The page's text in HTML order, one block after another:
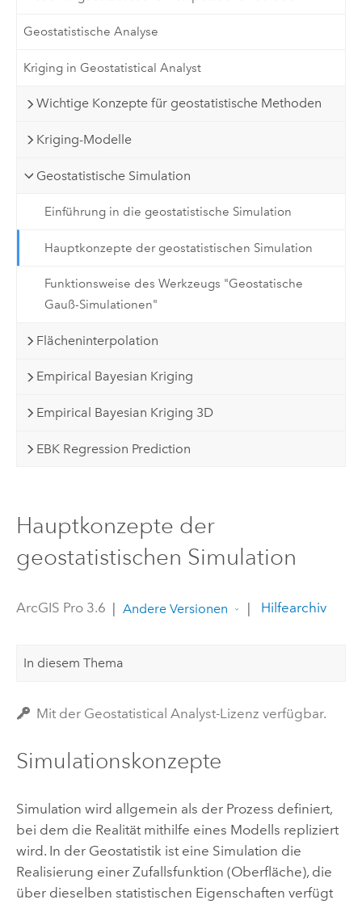
Geostatistische Analyse
Kriging in Geostatistical Analyst
Wichtige Konzepte für geostatistische Methoden
Kriging-Modelle
Geostatistische Simulation
Einführung in die geostatistische Simulation
Hauptkonzepte der geostatistischen Simulation
Funktionsweise des Werkzeugs "Geostatische
Gauß-Simulationen"
Flächeninterpolation
Empirical Bayesian Kriging
Empirical Bayesian Kriging 3D
EBK Regression Prediction
Hauptkonzepte der
geostatistischen Simulation
ArcGIS Pro 3.6 | Andere Versionen | Hilfearchiv
In diesem Thema
Mit der Geostatistical Analyst-Lizenz verfügbar.
Simulationskonzepte
Simulation wird allgemein als der Prozess definiert,
bei dem die Realität mithilfe eines Modells repliziert
wird. In der Geostatistik ist eine Simulation die
Realisierung einer Zufallsfunktion (Oberfläche), die
über dieselben statistischen Eigenschaften verfügt